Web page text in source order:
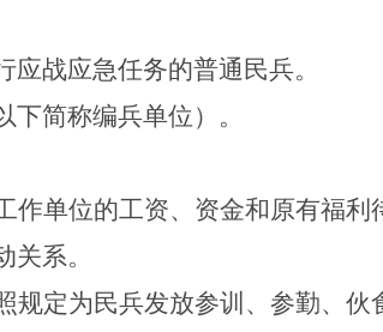
战应急任务的普通民兵。
简称编兵单位）。
作单位的工资、资金和原有福利
系。
规定为民兵发放参训、参勤、伙